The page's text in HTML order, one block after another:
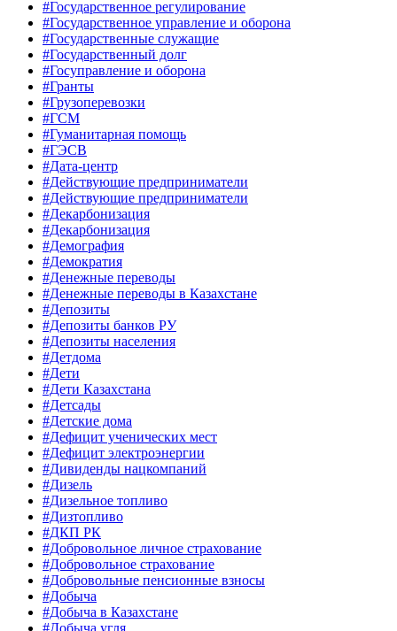
#Государственное регулирование
#Государственное управление и оборона
#Государственные служащие
#Государственный долг
#Госуправление и оборона
#Гранты
#Грузоперевозки
#ГСМ
#Гуманитарная помощь
#ГЭСВ
#Дата-центр
#Действующие предприниматели
#Действующие предприниматели
#Декарбонизация
#Декарбонизация
#Демография
#Демократия
#Денежные переводы
#Денежные переводы в Казахстане
#Депозиты
#Депозиты банков РУ
#Депозиты населения
#Детдома
#Дети
#Дети Казахстана
#Детсады
#Детские дома
#Дефицит ученических мест
#Дефицит электроэнергии
#Дивиденды нацкомпаний
#Дизель
#Дизельное топливо
#Дизтопливо
#ДКП РК
#Добровольное личное страхование
#Добровольное страхование
#Добровольные пенсионные взносы
#Добыча
#Добыча в Казахстане